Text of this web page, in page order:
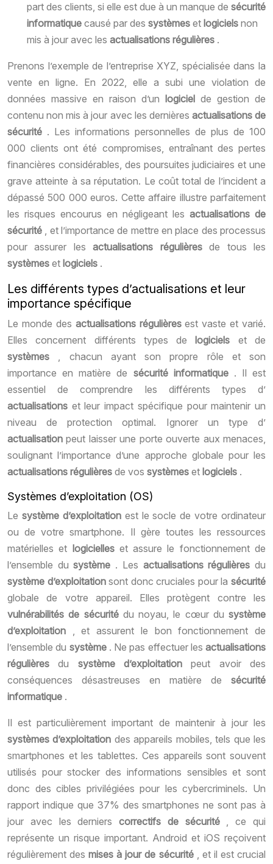
part des clients, si elle est due à un manque de sécurité
informatique causé par des systèmes et logiciels non
mis à jour avec les actualisations régulières .
Prenons l’exemple de l’entreprise XYZ, spécialisée dans la
vente en ligne. En 2022, elle a subi une violation de
données massive en raison d’un logiciel de gestion de
contenu non mis à jour avec les dernières actualisations de
sécurité . Les informations personnelles de plus de 100
000 clients ont été compromises, entraînant des pertes
financières considérables, des poursuites judiciaires et une
grave atteinte à sa réputation. Le coût total de l’incident a
dépassé 500 000 euros. Cette affaire illustre parfaitement
les risques encourus en négligeant les actualisations de
sécurité , et l’importance de mettre en place des processus
pour assurer lesactualisations régulièresde tous les
systèmes et logiciels .
Les différents types d’actualisations et leur
importance spécifique
Le monde des actualisations régulièresest vaste et varié.
Elles concernent différents types de logiciels et de
systèmes , chacun ayant son propre rôle et son
importance en matière de sécurité informatique . Il est
essentiel de comprendre les différents types d’
actualisations et leur impact spécifique pour maintenir un
niveau de protection optimal. Ignorer un type d’
actualisationpeut laisser une porte ouverte aux menaces,
soulignant l’importance d’une approche globale pour les
actualisations régulières de vos systèmes et logiciels .
Systèmes d’exploitation (OS)
Le système d’exploitation est le socle de votre ordinateur
ou de votre smartphone. Il gère toutes les ressources
matérielles et logicielles et assure le fonctionnement de
l’ensemble dusystème . Les actualisations régulièresdu
système d’exploitationsont donc cruciales pour lasécurité
globale de votre appareil. Elles protègent contre les
vulnérabilités de sécurité du noyau, le cœur du système
d’exploitation , et assurent le bon fonctionnement de
l’ensemble du système . Ne pas effectuer les actualisations
régulièresdu système d’exploitationpeut avoir des
conséquences désastreuses en matière de sécurité
informatique .
Il est particulièrement important de maintenir à jour les
systèmes d’exploitation des appareils mobiles, tels que les
smartphones et les tablettes. Ces appareils sont souvent
utilisés pour stocker des informations sensibles et sont
donc des cibles privilégiées pour les cybercriminels. Un
rapport indique que 37% des smartphones ne sont pas à
jour avec les dernierscorrectifs de sécurité , ce qui
représente un risque important. Android et iOS reçoivent
régulièrement desmises à jour de sécurité , et il est crucial